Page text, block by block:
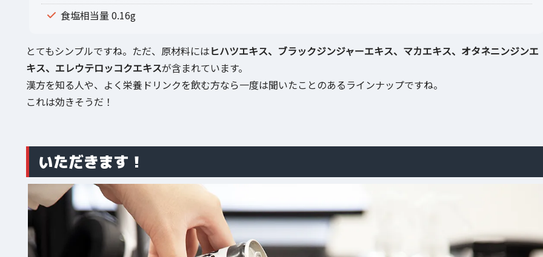
食塩相当量 0.16g
とてもシンプルですね。ただ、原材料にはヒハツエキス、ブラックジンジャーエキス、マカエキス、オタネニンジンエ
キス、エレウテロッコクエキスが含まれています。
漢方を知る人や、よく栄養ドリンクを飲む方なら一度は聞いたことのあるラインナップですね。
これは効きそうだ！
いただきます！